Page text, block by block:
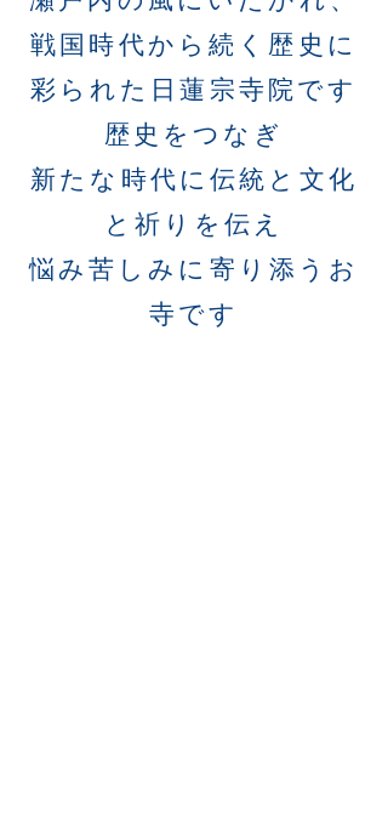
戦国時代から続く歴史に
彩られた日蓮宗寺院です
歴史をつなぎ
新たな時代に伝統と文化
と祈りを伝え
悩み苦しみに寄り添うお
寺です